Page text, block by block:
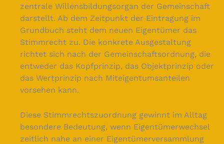
zentrale Willensbildungsorgan der Gemeinschaft
darstellt. Ab dem Zeitpunkt der Eintragung im
Grundbuch steht dem neuen Eigentümer das
Stimmrecht zu. Die konkrete Ausgestaltung
richtet sich nach der Gemeinschaftsordnung, die
entweder das Kopfprinzip, das Objektprinzip oder
das Wertprinzip nach Miteigentumsanteilen
vorsehen kann.
Diese Stimmrechtszuordnung gewinnt im Alltag
besondere Bedeutung, wenn Eigentümerwechsel
zeitlich nahe an einer Eigentümerversammlung